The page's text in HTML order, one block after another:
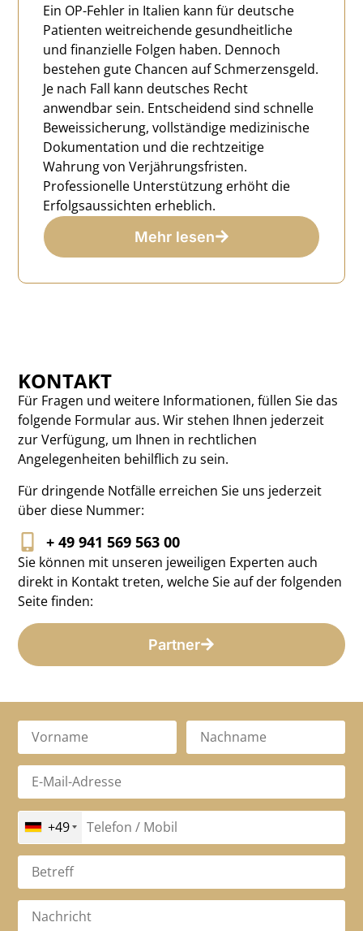
Ein OP-Fehler in Italien kann für deutsche
Patienten weitreichende gesundheitliche
und finanzielle Folgen haben. Dennoch
bestehen gute Chancen auf Schmerzensgeld.
Je nach Fall kann deutsches Recht
anwendbar sein. Entscheidend sind schnelle
Beweissicherung, vollständige medizinische
Dokumentation und die rechtzeitige
Wahrung von Verjährungsfristen.
Professionelle Unterstützung erhöht die
Erfolgsaussichten erheblich.
Mehr lesen
KONTAKT
Für Fragen und weitere Informationen, füllen Sie das
folgende Formular aus. Wir stehen Ihnen jederzeit
zur Verfügung, um Ihnen in rechtlichen
Angelegenheiten behilflich zu sein.
Für dringende Notfälle erreichen Sie uns jederzeit
über diese Nummer:
+ 49 941 569 563 00
Sie können mit unseren jeweiligen Experten auch
direkt in Kontakt treten, welche Sie auf der folgenden
Seite finden:
Partner
+49